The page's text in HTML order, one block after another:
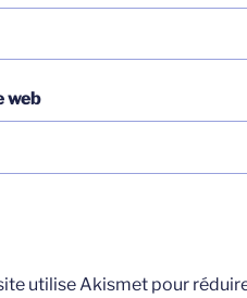
web
utilise Akismet pour